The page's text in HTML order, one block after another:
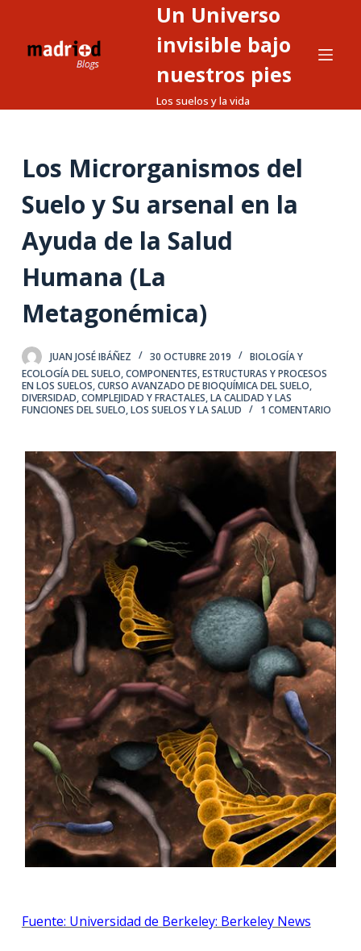
o
o
Un Universo
invisible bajo
nuestros pies
Los suelos y la vida
Los Microrganismos del
Suelo y Su arsenal en la
Ayuda de la Salud
Humana (La
Metagonémica)
JUAN JOSÉ IBÁÑEZ 30 OCTUBRE 2019
BIOLOGÍA Y
ECOLOGÍA DEL SUELO,COMPONENTES, ESTRUCTURAS Y PROCESOS
EN LOS SUELOS,CURSO AVANZADO DE BIOQUÍMICA DEL SUELO,
DIVERSIDAD, COMPLEJIDAD Y FRACTALES,LA CALIDAD Y LAS
FUNCIONES DEL SUELO,LOS SUELOS Y LA SALUD 1 COMENTARIO
Fuente: Universidad de Berkeley: Berkeley News